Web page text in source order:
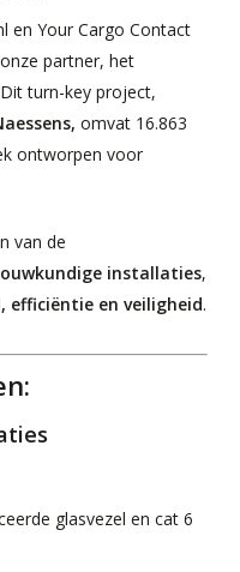
en Your Cargo Contact
partner, het
turn-key project,
omvat 16.863
ontworpen voor
van de
installaties,
efficiëntie en veiligheid.
glasvezel en cat 6